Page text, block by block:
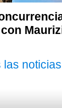
las